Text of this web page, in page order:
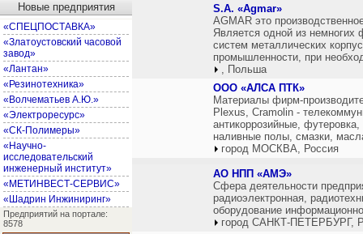
Новые предприятия
«СПЕЦПОСТАВКА»
«Златоустовский часовой
завод»
«Лантан»
«Резинотехника»
«Волчематьев А.Ю.»
«Электроресурс»
«СК-Полимеры»
«Научно-
исследовательский
инженерный институт»
«МЕТИНВЕСТ-СЕРВИС»
«Шадрин Инжиниринг»
Предприятий на портале:
8578
S.A. «Аgmаr»
AGMAR это
Является одной из
систем металлических
промышленности, при
, Польша
ООО «АЛСА ПТК»
Материалы фирм-
Plexus, Cramolin -
антикоррозийные,
наливные полы, смазки,
город МОСКВА, Россия
АО НПП «АМЭ»
Сфера деятельности
радиоэлектронная,
оборудование
город САНКТ-ПЕТЕРБУРГ,